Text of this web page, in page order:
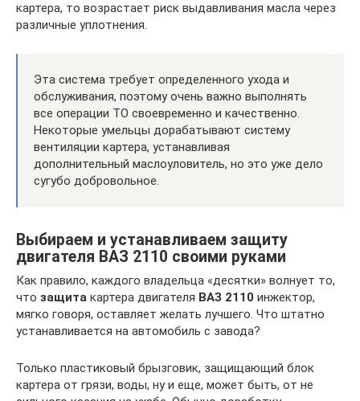
картера, то возрастает риск выдавливания масла через
различные уплотнения.
Эта система требует определенного ухода и
обслуживания, поэтому очень важно выполнять
все операции ТО своевременно и качественно.
Некоторые умельцы дорабатывают систему
вентиляции картера, устанавливая
дополнительный маслоуловитель, но это уже дело
сугубо добровольное.
Выбираем и устанавливаем защиту
двигателя ВАЗ 2110 своими руками
Как правило, каждого владельца «десятки» волнует то,
что защита картера двигателя ВАЗ 2110 инжектор,
мягко говоря, оставляет желать лучшего. Что штатно
устанавливается на автомобиль с завода?
Только пластиковый брызговик, защищающий блок
картера от грязи, воды, ну и еще, может быть, от не